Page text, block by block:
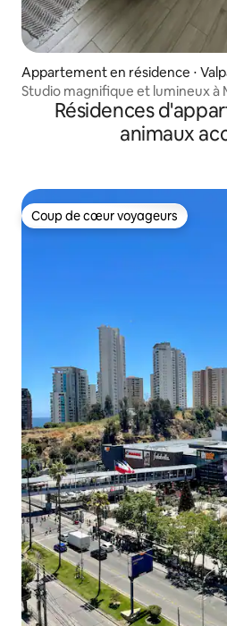
Appartement en résidence ⋅
Studio magnifique et lumineux à
Résidences
animaux
Coup de cœur voyageurs
Coup de cœur voyageurs